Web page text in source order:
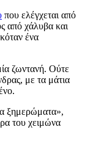
που ελέγχεται από
από χάλυβα και
ένα
ζωντανή. Ούτε
με τα μάτια
ξημερώματα»,
του χειμώνα